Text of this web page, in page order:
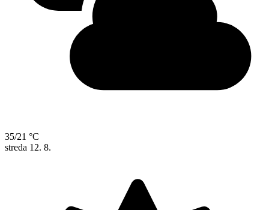
35/21 °C
streda 12. 8.